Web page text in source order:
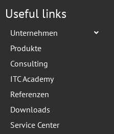
Useful links
Unternehmen
Produkte
Consulting
ITC Academy
Referenzen
Downloads
Service Center